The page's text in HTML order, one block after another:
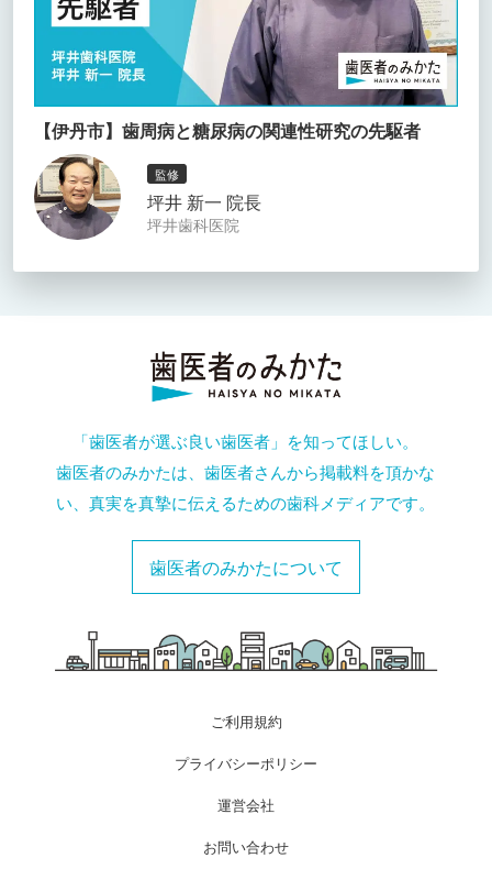
【伊丹市】歯周病と糖尿病の関連性研究の先駆者
監修
坪井 新一 院長
坪井歯科医院
「歯医者が選ぶ良い歯医者」を知ってほしい。
歯医者のみかたは、歯医者さんから掲載料を頂かな
い、真実を真摯に伝えるための歯科メディアです。
歯医者のみかたについて
ご利用規約
プライバシーポリシー
運営会社
お問い合わせ